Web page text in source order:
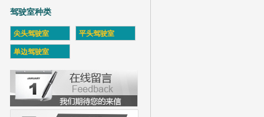
驾驶室种类
尖头驾驶室 平头驾驶室
单边驾驶室